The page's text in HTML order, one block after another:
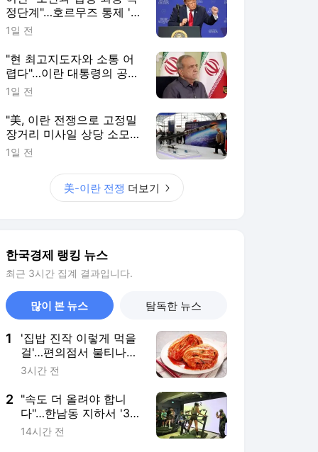
정단계"…호르무즈 통제 '눈
앞' [이상은의 워싱턴나우]
1일 전
"현 최고지도자와 소통 어
렵다"…이란 대통령의 공개
시인
1일 전
"美, 이란 전쟁으로 고정밀
장거리 미사일 상당 소모"
[로이터]
1일 전
美-이란 전쟁 더보기
한국경제 랭킹 뉴스
최근 3시간 집계 결과입니다.
많이 본 뉴스 탐독한 뉴스
1
'집밥 진작 이렇게 먹을
걸'…편의점서 불티나게
팔린다는데 [권용훈의
3시간 전
2 "속도 더 올려야 합니
다"…한남동 지하서 '3분
전력질주'
14시간 전